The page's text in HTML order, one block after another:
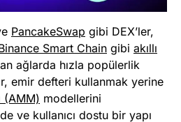
PancakeSwap gibi DEX’ler,
Smart Chain gibi akıllı
ağlarda hızla popülerlik
emir defteri kullanmak yerine
(AMM) modellerini
ve kullanıcı dostu bir yapı